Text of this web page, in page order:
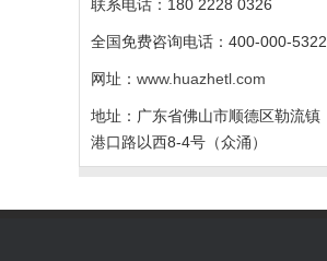
联系电话：180 2228 0326
全国免费咨询电话：400-000-5322
网址： www.huazhetl.com
地址：广东省佛山市顺德区勒流镇
港口路以西8-4号（众涌）